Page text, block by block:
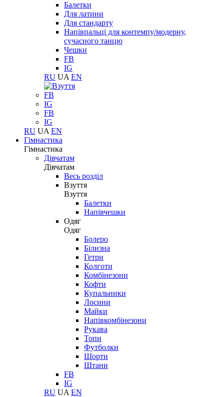
Балетки
Для латини
Для стандарту
Напівпальці для контемпу/модерну,
сучасного танцю
Чешки
FB
IG
RU UA EN
FB
IG
FB
IG
RU UA EN
Гімнастика
Гімнастика
Дівчатам
Дівчатам
Весь розділ
Взуття
Взуття
Балетки
Напівчешки
Одяг
Одяг
Болеро
Білизна
Гетри
Колготи
Комбінезони
Кофти
Купальники
Лосини
Майки
Напівкомбінезони
Рукава
Топи
Футболки
Шорти
Штани
FB
IG
RU UA EN